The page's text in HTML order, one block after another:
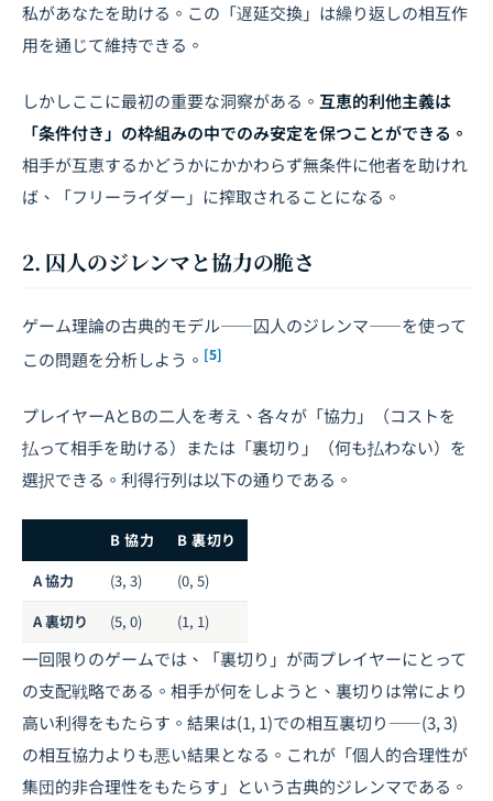
私があなたを助ける。この「遅延交換」は繰り返しの相互作
用を通じて維持できる。
しかしここに最初の重要な洞察がある。 互恵的利他主義は
「条件付き」の枠組みの中でのみ安定を保つことができる。
相手が互恵するかどうかにかかわらず無条件に他者を助けれ
ば、「フリーライダー」に搾取されることになる。
2. 囚人のジレンマと協力の脆さ
ゲーム理論の古典的モデル――囚人のジレンマ――を使って
この問題を分析しよう。 [5]
プレイヤーAとBの二人を考え、各々が「協力」（コストを
払って相手を助ける）または「裏切り」（何も払わない）を
選択できる。利得行列は以下の通りである。
B 協力
B 裏切り
A 協力
(3, 3)
(0, 5)
A 裏切り
(5, 0) (1, 1)
一回限りのゲームでは、「裏切り」が両プレイヤーにとって
の支配戦略である。相手が何をしようと、裏切りは常により
高い利得をもたらす。結果は(1, 1)での相互裏切り――(3, 3)
の相互協力よりも悪い結果となる。これが「個人的合理性が
集団的非合理性をもたらす」という古典的ジレンマである。